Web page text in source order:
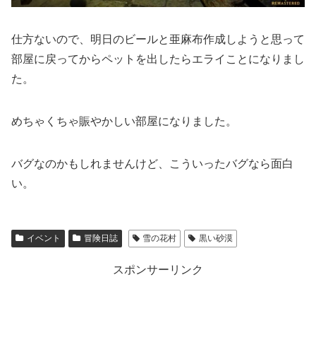
仕方ないので、明日のビールと亜麻布作成しようと思って
部屋に戻ってからペットを出したらエライことになりまし
た。
めちゃくちゃ賑やかしい部屋になりました。
バグなのかもしれませんけど、こういったバグなら面白
い。
イベント 冒険日誌 雪の花村 黒い砂漠
スポンサーリンク